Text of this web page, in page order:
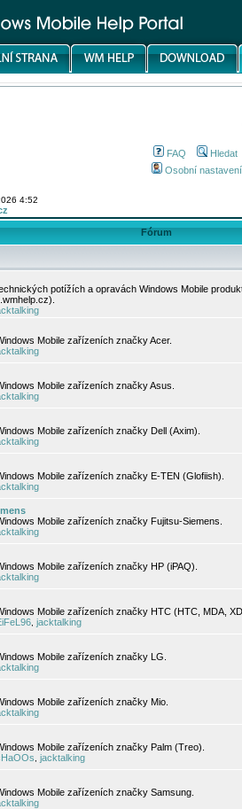
FAQ Hledat
Osobní nastavení
4:52
Fórum
potížích a opravách Windows Mobile
Mobile zařízeních značky Acer.
Mobile zařízeních značky Asus.
Mobile zařízeních značky Dell (Axim).
Mobile zařízeních značky E-TEN (Glofiish).
Mobile zařízeních značky Fujitsu-Siemens.
Mobile zařízeních značky HP (iPAQ).
Mobile zařízeních značky HTC (HTC, MDA,
jacktalking
Mobile zařízeních značky LG.
Mobile zařízeních značky Mio.
Mobile zařízeních značky Palm (Treo).
jacktalking
Mobile zařízeních značky Samsung.